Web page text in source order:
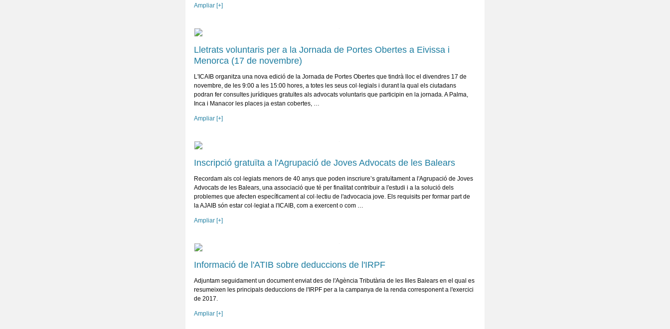
Ampliar [+]
Lletrats voluntaris per a la Jornada de Portes Obertes a Eivissa i
Menorca (17 de novembre)
L'ICAIB organitza una nova edició de la Jornada de Portes Obertes que tindrà lloc el divendres 17 de
novembre, de les 9:00 a les 15:00 hores, a totes les seus col·legials i durant la qual els ciutadans
podran fer consultes jurídiques gratuïtes als advocats voluntaris que participin en la jornada. A Palma,
Inca i Manacor les places ja estan cobertes, …
Ampliar [+]
Inscripció gratuïta a l'Agrupació de Joves Advocats de les Balears
Recordam als col·legiats menors de 40 anys que poden inscriure’s gratuïtament a l'Agrupació de Joves
Advocats de les Balears, una associació que té per finalitat contribuir a l'estudi i a la solució dels
problemes que afecten específicament al col·lectiu de l'advocacia jove. Els requisits per formar part de
la AJAIB són estar col·legiat a l'ICAIB, com a exercent o com …
Ampliar [+]
Informació de l'ATIB sobre deduccions de l'IRPF
Adjuntam seguidament un document enviat des de l'Agència Tributària de les Illes Balears en el qual es
resumeixen les principals deduccions de l'IRPF per a la campanya de la renda corresponent a l'exercici
de 2017.
Ampliar [+]